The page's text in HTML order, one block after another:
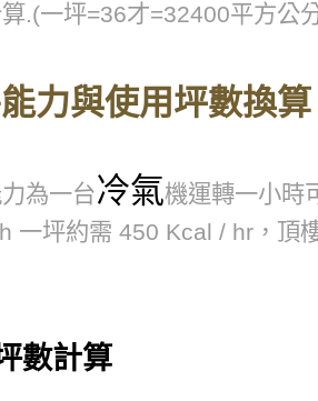
.(一坪=36才=32400平方公
力與使用坪數換算
為一台冷氣機運轉一小時
一坪約需 450 Kcal / hr，頂
數計算